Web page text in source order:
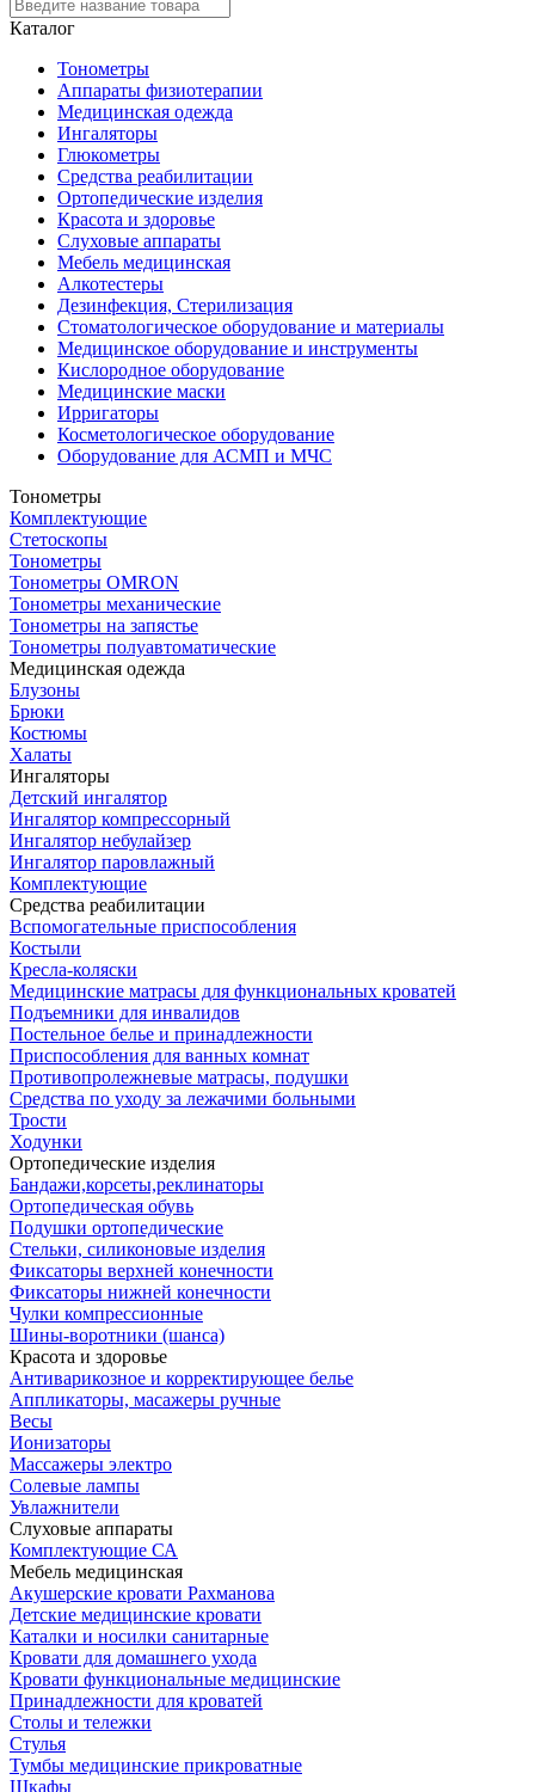
Каталог
Тонометры
Аппараты физиотерапии
Медицинская одежда
Ингаляторы
Глюкометры
Средства реабилитации
Ортопедические изделия
Красота и здоровье
Слуховые аппараты
Мебель медицинская
Алкотестеры
Дезинфекция, Стерилизация
Стоматологическое оборудование и материалы
Медицинское оборудование и инструменты
Кислородное оборудование
Медицинские маски
Ирригаторы
Косметологическое оборудование
Оборудование для АСМП и МЧС
Тонометры
Комплектующие
Стетоскопы
Тонометры
Тонометры OMRON
Тонометры механические
Тонометры на запястье
Тонометры полуавтоматические
Медицинская одежда
Блузоны
Брюки
Костюмы
Халаты
Ингаляторы
Детский ингалятор
Ингалятор компрессорный
Ингалятор небулайзер
Ингалятор паровлажный
Комплектующие
Средства реабилитации
Вспомогательные приспособления
Костыли
Кресла-коляски
Медицинские матрасы для функциональных кроватей
Подъемники для инвалидов
Постельное белье и принадлежности
Приспособления для ванных комнат
Противопролежневые матрасы, подушки
Средства по уходу за лежачими больными
Трости
Ходунки
Ортопедические изделия
Бандажи,корсеты,реклинаторы
Ортопедическая обувь
Подушки ортопедические
Стельки, силиконовые изделия
Фиксаторы верхней конечности
Фиксаторы нижней конечности
Чулки компрессионные
Шины-воротники (шанса)
Красота и здоровье
Антиварикозное и корректирующее белье
Аппликаторы, масажеры ручные
Весы
Ионизаторы
Массажеры электро
Солевые лампы
Увлажнители
Слуховые аппараты
Комплектующие СА
Мебель медицинская
Акушерские кровати Рахманова
Детские медицинские кровати
Каталки и носилки санитарные
Кровати для домашнего ухода
Кровати функциональные медицинские
Принадлежности для кроватей
Столы и тележки
Стулья
Тумбы медицинские прикроватные
Шкафы